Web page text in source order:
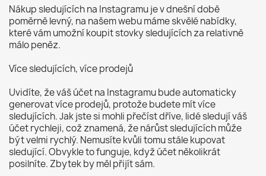
Nákup sledujících na Instagramu je v dnešní době
poměrně levný, na našem webu máme skvělé nabídky,
které vám umožní koupit stovky sledujících za relativně
málo peněz.
Více sledujících, více prodejů
Uvidíte, že váš účet na Instagramu bude automaticky
generovat více prodejů, protože budete mít více
sledujících. Jak jste si mohli přečíst dříve, lidé sledují váš
účet rychleji, což znamená, že nárůst sledujících může
být velmi rychlý. Nemusíte kvůli tomu stále kupovat
sledující. Obvykle to funguje, když účet několikrát
posilníte. Zbytek by měl přijít sám.